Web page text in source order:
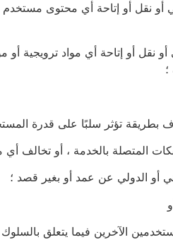
أو نقل أو إتاحة أي محتوى
أو نقل أو إتاحة أي مواد
بطريقة تؤثر سلبًا على قدرة
أو الدولي عن عمد أو بغير قصد ؛
الآخرين فيما يتعلق